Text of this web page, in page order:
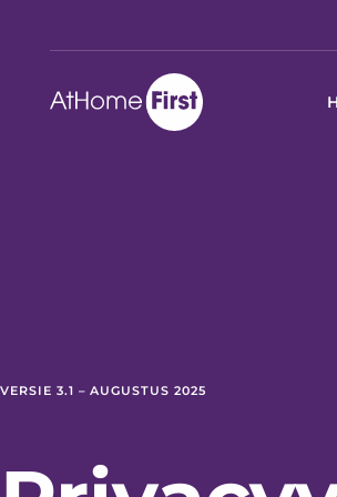
VERSIE 3.1 – AUGUSTUS 2025